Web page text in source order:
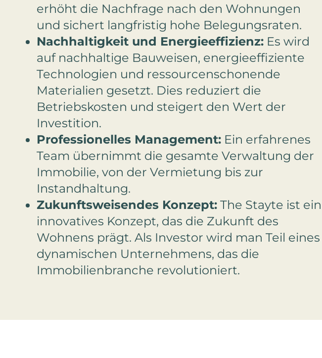
erhöht die Nachfrage nach den Wohnungen
und sichert langfristig hohe Belegungsraten.
Nachhaltigkeit und Energieeffizienz: Es wird
auf nachhaltige Bauweisen, energieeffiziente
Technologien und ressourcenschonende
Materialien gesetzt. Dies reduziert die
Betriebskosten und steigert den Wert der
Investition.
Professionelles Management: Ein erfahrenes
Team übernimmt die gesamte Verwaltung der
Immobilie, von der Vermietung bis zur
Instandhaltung.
Zukunftsweisendes Konzept: The Stayte ist ein
innovatives Konzept, das die Zukunft des
Wohnens prägt. Als Investor wird man Teil eines
dynamischen Unternehmens, das die
Immobilienbranche revolutioniert.